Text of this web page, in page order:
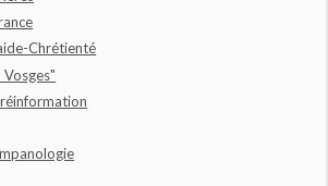
Chrétienté